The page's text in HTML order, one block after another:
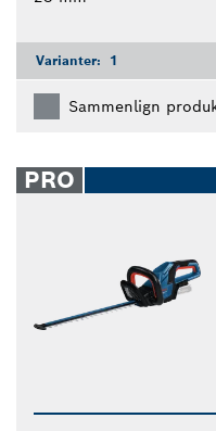
Varianter: 1
Sammenlign
PRO